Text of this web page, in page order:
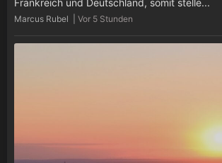
Marcus Rubel | Vor 5 Stunden